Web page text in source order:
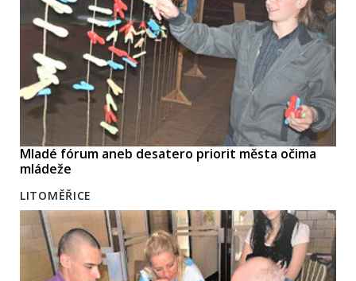
Mladé fórum aneb desatero priorit města očima
mládeže
LITOMĚŘICE